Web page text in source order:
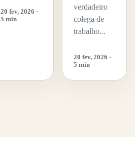
20 fev, 2026 ·
5 min
verdadeiro
colega de
trabalho...
20 fev, 2026 ·
5 min